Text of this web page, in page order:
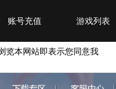
游戏列表
账号充值
览本网站即表示您同意我